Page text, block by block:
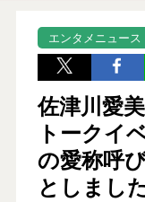
エンタメニュース
佐津川愛
トークイ
の愛称呼
としまし